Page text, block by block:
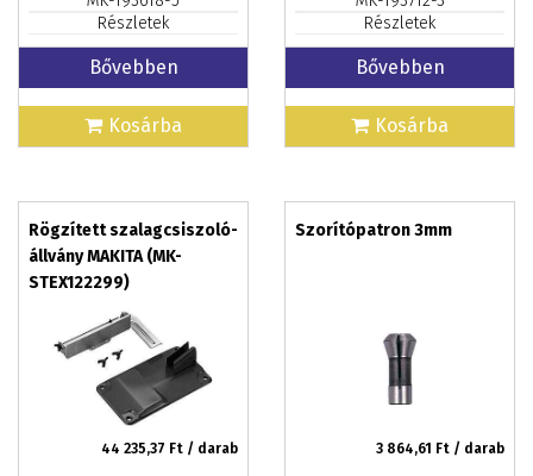
Részletek
Bővebben
Kosárba
Részletek
Bővebben
Kosárba
Rögzített szalagcsiszoló-
állvány MAKITA (MK-
STEX122299)
44 235,37 Ft / darab
Szorítópatron 3mm
3 864,61 Ft / darab